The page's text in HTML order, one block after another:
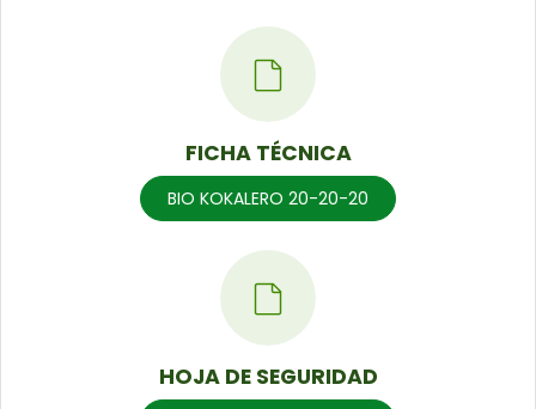
FICHA TÉCNICA
BIO KOKALERO 20-20-20
HOJA DE SEGURIDAD